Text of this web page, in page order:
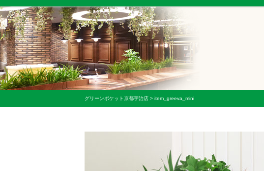
グリーンポケット京都宇治店 > item_greeva_mini